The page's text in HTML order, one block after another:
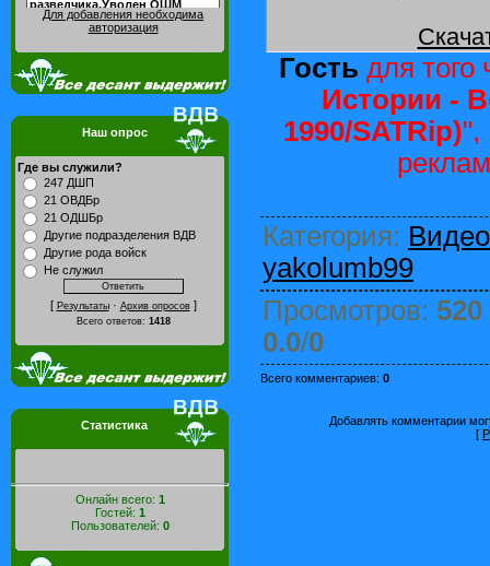
Для добавления необходима
авторизация
Наш опрос
Где вы служили?
247 ДШП
21 ОВДБр
21 ОДШБр
Другие подразделения ВДВ
Другие рода войск
Не служил
[ Результаты· Архив опросов]
Всего ответов: 1418
Статистика
Онлайн всего: 1
Гостей: 1
Пользователей: 0
Гость для того
Истории -
1990/SATRip)",
Категория: Видео
yakolumb99
Просмотров: 520
0.0/0
Всего комментариев: 0
Добавлять комментарии
[